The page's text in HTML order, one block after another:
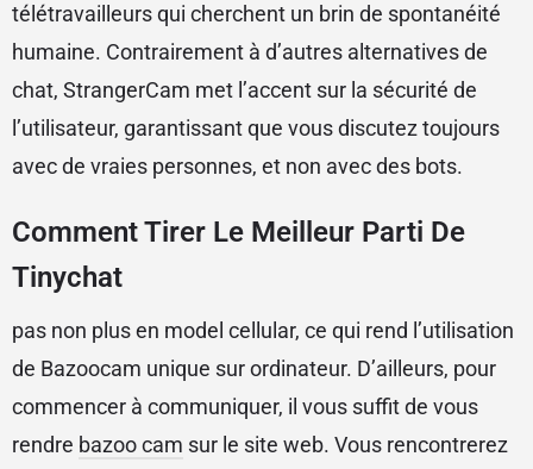
télétravailleurs qui cherchent un brin de spontanéité
humaine. Contrairement à d’autres alternatives de
chat, StrangerCam met l’accent sur la sécurité de
l’utilisateur, garantissant que vous discutez toujours
avec de vraies personnes, et non avec des bots.
Comment Tirer Le Meilleur Parti De
Tinychat
pas non plus en model cellular, ce qui rend l’utilisation
de Bazoocam unique sur ordinateur. D’ailleurs, pour
commencer à communiquer, il vous suffit de vous
rendre bazoo cam sur le site web. Vous rencontrerez